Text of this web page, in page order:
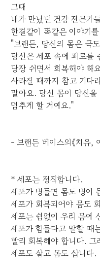
그때
내가 만났던 건강 전문가
한결같이 똑같은 이야기
"브랜든, 당신의 몸은 극
당신은 세포 속에 피로를
당장 쉬면서 회복해야 해
사라질 때까지 참고 기다
말아요. 당신 몸이 당신을
멈추게 할 거예요."
- 브랜든 베이스의《치유,
* 세포는 정직합니다.
세포가 병들면 몸도 병이
세포가 회복되어야 몸도
세포는 쉼없이 우리 몸에
세포가 힘들다고 말할 때
빨리 회복해야 합니다. 그
세포도 살고 몸도 삽니다.